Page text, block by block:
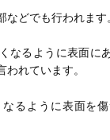
どでも行われます
なるように表面に
れています。
るように表面を